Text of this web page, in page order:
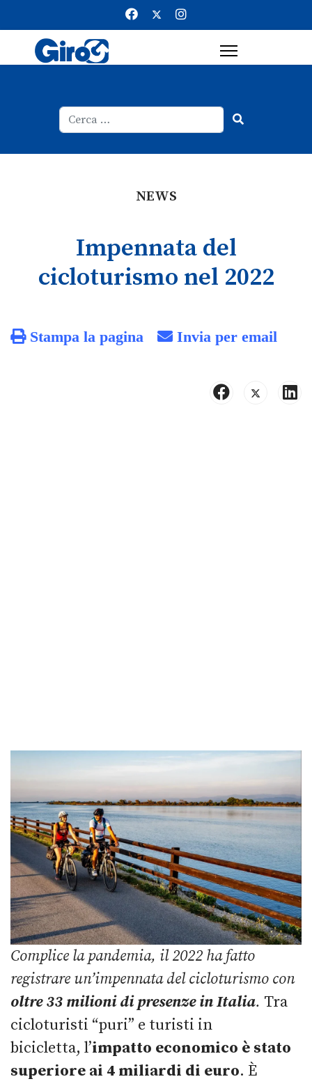
NEWS
Impennata del
cicloturismo nel 2022
Stampa la pagina Invia per email
Complice la pandemia, il 2022 ha fatto
registrare un’impennata del cicloturismo con
oltre 33 milioni di presenze in Italia. Tra
cicloturisti “puri” e turisti in
bicicletta, l’impatto economico è stato
superiore ai 4 miliardi di euro. È